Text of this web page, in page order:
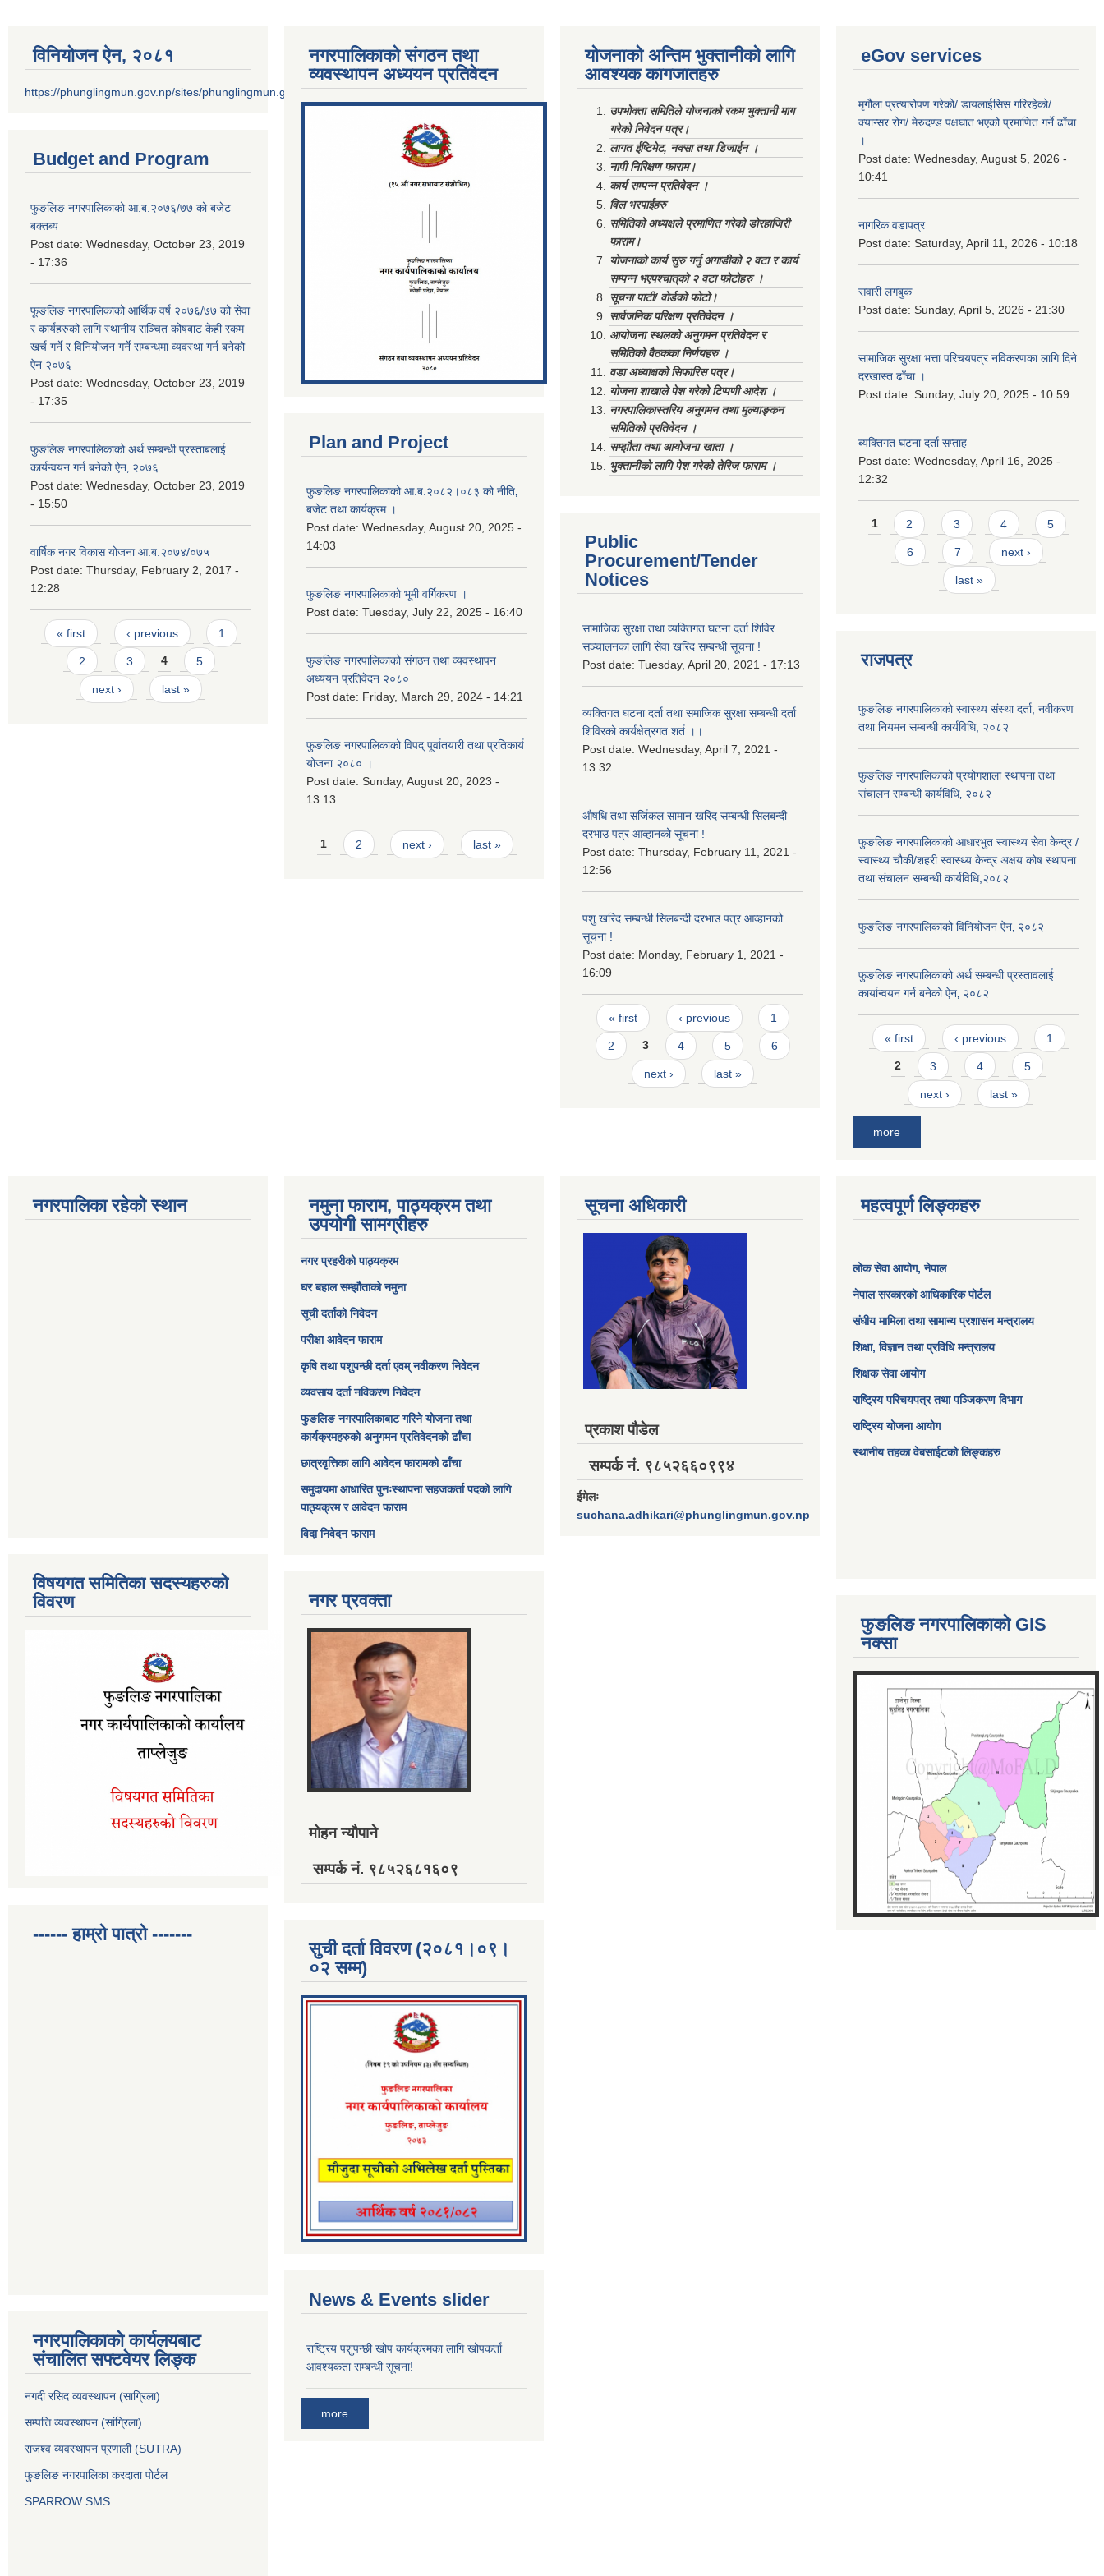
विनियोजन ऐन‚ २०८१
https://phunglingmun.gov.np/sites/phunglingmun.gov.np/files/documents/Al...
Budget and Program
फुङलिङ नगरपालिकाको आ.ब.२०७६/७७ को बजेट
बक्तब्य
Post date: Wednesday, October 23, 2019
- 17:36
फूङलिङ नगरपालिकाको आर्थिक वर्ष २०७६/७७ को सेवा
र कार्यहरुको लागि स्थानीय सञ्चित कोषबाट केही रकम
खर्च गर्ने र विनियोजन गर्ने सम्बन्धमा व्यवस्था गर्न बनेको
ऐन २०७६
Post date: Wednesday, October 23, 2019
- 17:35
फुङलिङ नगरपालिकाको अर्थ सम्बन्धी प्रस्ताबलाई
कार्यन्वयन गर्न बनेको ऐन‚ २०७६
Post date: Wednesday, October 23, 2019
- 15:50
वार्षिक नगर विकास योजना आ.ब.२०७४/०७५
Post date: Thursday, February 2, 2017 -
12:28
Pages
« first ‹ previous 1
2 3 4 5
next › last »
नगरपालिकाको संगठन तथा
व्यवस्थापन अध्ययन प्रतिवेदन
Plan and Project
फुङलिङ नगरपालिकाको आ.ब.२०८२।०८३ को नीति‚
बजेट तथा कार्यक्रम ।
Post date: Wednesday, August 20, 2025 -
14:03
फुङलिङ नगरपालिकाको भूमी वर्गिकरण ।
Post date: Tuesday, July 22, 2025 - 16:40
फुङलिङ नगरपालिकाको संगठन तथा व्यवस्थापन
अध्ययन प्रतिवेदन २०८०
Post date: Friday, March 29, 2024 - 14:21
फुङलिङ नगरपालिकाको विपद् पूर्वातयारी तथा प्रतिकार्य
योजना २०८० ।
Post date: Sunday, August 20, 2023 -
13:13
Pages
1 2 next › last »
योजनाको अन्तिम भुक्तानीको लागि
आवश्यक कागजातहरु
उपभोक्ता समितिले योजनाको रकम भुक्तानी माग
गरेको निवेदन पत्र।
लागत ईष्टिमेट, नक्सा तथा डिजाईन ।
नापी निरिक्षण फाराम।
कार्य सम्पन्न प्रतिवेदन ।
विल भरपाईहरु
समितिको अध्यक्षले प्रमाणित गरेको डोरहाजिरी
फाराम।
योजनाको कार्य सुरु गर्नु अगाडीको २ वटा र कार्य
सम्पन्न भएपश्चात्‌को २ वटा फोटोहरु ।
सूचना पाटी/ वोर्डको फोटो।
सार्वजनिक परिक्षण प्रतिवेदन ।
आयोजना स्थलको अनुगमन प्रतिवेदन र
समितिको वैठकका निर्णयहरु ।
वडा अध्याक्षको सिफारिस पत्र।
योजना शाखाले पेश गरेको टिप्पणी आदेश ।
नगरपालिकास्तरिय अनुगमन तथा मुल्याङ्कन
समितिको प्रतिवेदन ।
सम्झौता तथा आयोजना खाता ।
भुक्तानीको लागि पेश गरेको तेरिज फाराम ।
Public
Procurement/Tender
Notices
सामाजिक सुरक्षा तथा व्यक्तिगत घटना दर्ता शिविर
सञ्चालनका लागि सेवा खरिद सम्बन्धी सूचना !
Post date: Tuesday, April 20, 2021 - 17:13
व्यक्तिगत घटना दर्ता तथा समाजिक सुरक्षा सम्बन्धी दर्ता
शिविरको कार्यक्षेत्रगत शर्त ।।
Post date: Wednesday, April 7, 2021 -
13:32
औषधि तथा सर्जिकल सामान खरिद सम्बन्धी सिलबन्दी
दरभाउ पत्र आव्हानको सूचना !
Post date: Thursday, February 11, 2021 -
12:56
पशु खरिद सम्बन्धी सिलबन्दी दरभाउ पत्र आव्हानको
सूचना !
Post date: Monday, February 1, 2021 -
16:09
Pages
« first ‹ previous 1
2 3 4 5 6
next › last »
eGov services
मृगौला प्रत्यारोपण गरेको/ डायलाईसिस गरिरहेको/
क्यान्सर रोग/ मेरुदण्ड पक्षघात भएको प्रमाणित गर्ने ढाँचा
।
Post date: Wednesday, August 5, 2026 -
10:41
नागरिक वडापत्र
Post date: Saturday, April 11, 2026 - 10:18
सवारी लगबुक
Post date: Sunday, April 5, 2026 - 21:30
सामाजिक सुरक्षा भत्ता परिचयपत्र नविकरणका लागि दिने
दरखास्त ढाँचा ।
Post date: Sunday, July 20, 2025 - 10:59
ब्यक्तिगत घटना दर्ता सप्ताह
Post date: Wednesday, April 16, 2025 -
12:32
Pages
1 2 3 4 5
6 7 next ›
last »
राजपत्र
फुङलिङ नगरपालिकाको स्वास्थ्य संस्था दर्ता, नवीकरण
तथा नियमन सम्बन्धी कार्यविधि, २०८२
फुङलिङ नगरपालिकाको प्रयोगशाला स्थापना तथा
संचालन सम्बन्धी कार्यविधि‚ २०८२
फुङलिङ नगरपालिकाको आधारभुत स्वास्थ्य सेवा केन्द्र /
स्वास्थ्य चौकी/शहरी स्वास्थ्य केन्द्र अक्षय कोष स्थापना
तथा संचालन सम्बन्धी कार्यविधि,२०८२
फुङलिङ नगरपालिकाको विनियोजन ऐन‚ २०८२
फुङलिङ नगरपालिकाको अर्थ सम्बन्धी प्रस्तावलाई
कार्यान्वयन गर्न बनेको ऐन‚ २०८२
Pages
« first ‹ previous 1
2 3 4 5
next › last »
more
नगरपालिका रहेको स्थान
विषयगत समितिका सदस्यहरुको
विवरण
------ हाम्रो पात्रो -------
नगरपालिकाको कार्यलयबाट
संचालित सफ्टवेयर लिङ्क
नगदी रसिद व्यवस्थापन (साग्रिला)
सम्पत्ति व्यवस्थापन (सांग्रिला)
राजश्व व्यवस्थापन प्रणाली (SUTRA)
फुङलिङ नगरपालिका करदाता पोर्टल
SPARROW SMS
नमुना फाराम, पाठ्यक्रम तथा
उपयोगी सामग्रीहरु
नगर प्रहरीको पाठ्यक्रम
घर बहाल सम्झौताको नमुना
सूची दर्ताको निवेदन
परीक्षा आवेदन फाराम
कृषि तथा पशुपन्छी दर्ता एवम् नवीकरण निवेदन
व्यवसाय दर्ता नविकरण निवेदन
फुङलिङ नगरपालिकाबाट गरिने योजना तथा
कार्यक्रमहरुको अनुगमन प्रतिवेदनको ढाँचा
छात्रवृत्तिका लागि आवेदन फारामको ढाँचा
समुदायमा आधारित पुनःस्थापना सहजकर्ता पदको लागि
पाठ्यक्रम र आवेदन फाराम
विदा निवेदन फाराम
नगर प्रवक्ता
मोहन न्यौपाने
सम्पर्क नं. ९८५२६८१६०९
सुची दर्ता विवरण (२०८१।०९।
०२ सम्म)
News & Events slider
राष्ट्रिय पशुपन्छी खोप कार्यक्रमका लागि खोपकर्ता
आवश्यकता सम्बन्धी सूचना!
more
सूचना अधिकारी
प्रकाश पौडेल
सम्पर्क नं. ९८५२६६०९९४
ईमेलः
suchana.adhikari@phunglingmun.gov.np
महत्वपूर्ण लिङ्कहरु
लोक सेवा आयोग, नेपाल
नेपाल सरकारको आधिकारिक पोर्टल
संघीय मामिला तथा सामान्य प्रशासन मन्त्रालय
शिक्षा, विज्ञान तथा प्रविधि मन्त्रालय
शिक्षक सेवा आयोग
राष्ट्रिय परिचयपत्र तथा पञ्जिकरण विभाग
राष्ट्रिय योजना आयोग
स्थानीय तहका वेबसाईटको लिङ्कहरु
फुङलिङ नगरपालिकाको GIS
नक्सा